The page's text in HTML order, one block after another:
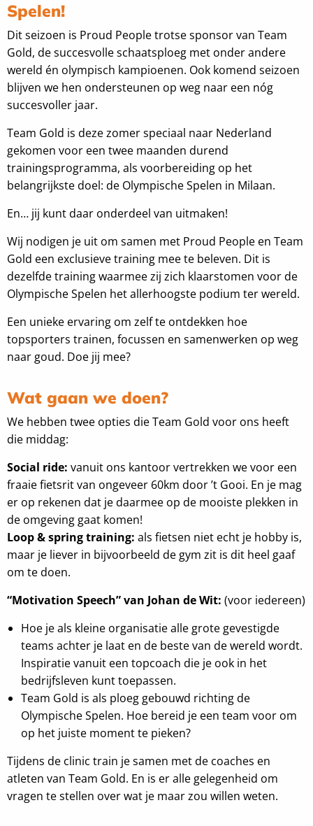
Spelen!
Dit seizoen is Proud People trotse sponsor van Team
Gold, de succesvolle schaatsploeg met onder andere
wereld én olympisch kampioenen. Ook komend seizoen
blijven we hen ondersteunen op weg naar een nóg
succesvoller jaar.
Team Gold is deze zomer speciaal naar Nederland
gekomen voor een twee maanden durend
trainingsprogramma, als voorbereiding op het
belangrijkste doel: de Olympische Spelen in Milaan.
En… jij kunt daar onderdeel van uitmaken!
Wij nodigen je uit om samen met Proud People en Team
Gold een exclusieve training mee te beleven. Dit is
dezelfde training waarmee zij zich klaarstomen voor de
Olympische Spelen het allerhoogste podium ter wereld.
Een unieke ervaring om zelf te ontdekken hoe
topsporters trainen, focussen en samenwerken op weg
naar goud. Doe jij mee?
Wat gaan we doen?
We hebben twee opties die Team Gold voor ons heeft
die middag:
Social ride: vanuit ons kantoor vertrekken we voor een
fraaie fietsrit van ongeveer 60km door ’t Gooi. En je mag
er op rekenen dat je daarmee op de mooiste plekken in
de omgeving gaat komen!
Loop & spring training: als fietsen niet echt je hobby is,
maar je liever in bijvoorbeeld de gym zit is dit heel gaaf
om te doen.
“Motivation Speech” van Johan de Wit: (voor iedereen)
Hoe je als kleine organisatie alle grote gevestigde
teams achter je laat en de beste van de wereld wordt.
Inspiratie vanuit een topcoach die je ook in het
bedrijfsleven kunt toepassen.
Team Gold is als ploeg gebouwd richting de
Olympische Spelen. Hoe bereid je een team voor om
op het juiste moment te pieken?
Tijdens de clinic train je samen met de coaches en
atleten van Team Gold. En is er alle gelegenheid om
vragen te stellen over wat je maar zou willen weten.